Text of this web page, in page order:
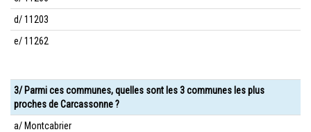
d/ 11203
e/ 11262
3/ Parmi ces communes, quelles sont les 3 communes les plus
proches de Carcassonne ?
a/ Montcabrier